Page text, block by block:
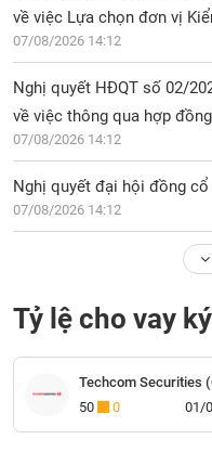
về việc Lựa chọn đơn vị
07/08/2026 14:12
Nghị quyết HĐQT số 02/
về việc thông qua hợp
07/08/2026 14:12
Nghị quyết đại hội đồng
07/08/2026 14:12
Tỷ lệ cho vay
Techcom Securities
50
0 01/